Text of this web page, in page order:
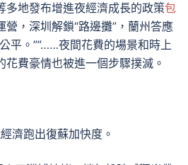
多地發布增進夜經濟成長的政策包
營，深圳解鎖“路邊攤”，蘭州答應
平。””……夜間花費的場景和時上
費豪情也被進一個步驟撲滅。
濟跑出復蘇加快度。